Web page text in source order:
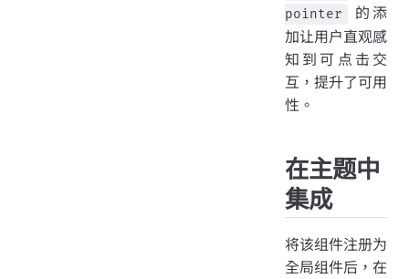
pointer
的添
加让用户直观感
知到可点击交
互，提升了可用
性。
在主题中
集成
将该组件注册为
全局组件后，在